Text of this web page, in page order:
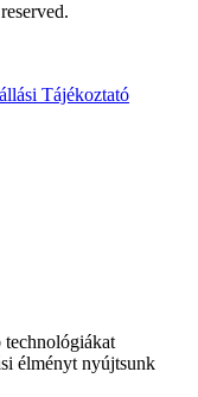
Tájékoztató
technológiákat
élményt nyújtsunk